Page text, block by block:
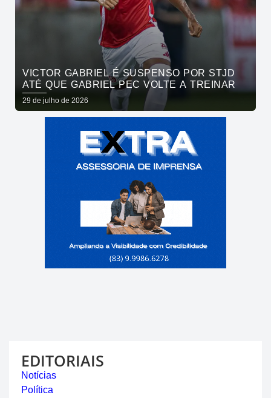
VICTOR GABRIEL É SUSPENSO POR STJD
ATÉ QUE GABRIEL PEC VOLTE A TREINAR
29 de julho de 2026
EDITORIAIS
Notícias
Política